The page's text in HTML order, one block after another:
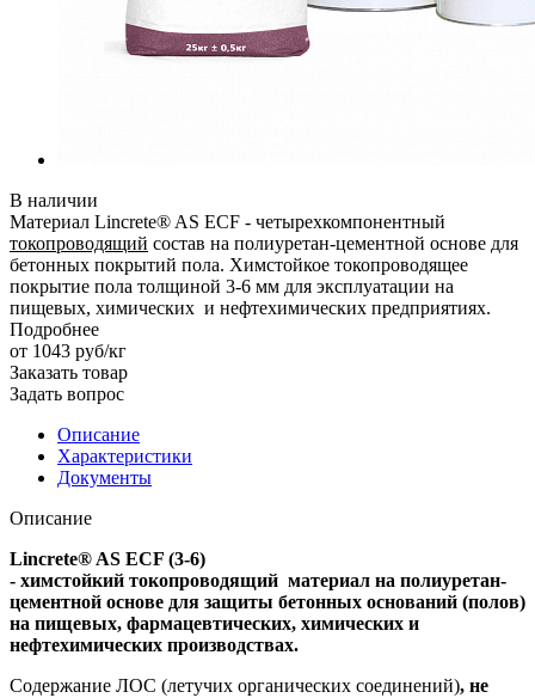
В наличии
Материал Lincrete® AS ECF - четырехкомпонентный
токопроводящий состав на полиуретан-цементной основе для
бетонных покрытий пола. Химстойкое токопроводящее
покрытие пола толщиной 3-6 мм для эксплуатации на
пищевых, химических и нефтехимических предприятиях.
Подробнее
от 1043 руб/кг
Заказать товар
Задать вопрос
Описание
Характеристики
Документы
Описание
Lincrete® AS ECF (3-6)
- химстойкий токопроводящий материал на полиуретан-
цементной основе для защиты бетонных оснований (полов)
на пищевых, фармацевтических, химических и
нефтехимических производствах.
Содержание ЛОС (летучих органических соединений), не